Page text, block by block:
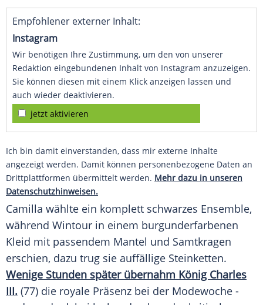
Empfohlener externer Inhalt:
Instagram
Wir benötigen Ihre Zustimmung, um den von unserer
Redaktion eingebundenen Inhalt von Instagram anzuzeigen.
Sie können diesen mit einem Klick anzeigen lassen und
auch wieder deaktivieren.
jetzt aktivieren
Ich bin damit einverstanden, dass mir externe Inhalte
angezeigt werden. Damit können personenbezogene Daten an
Drittplattformen übermittelt werden. Mehr dazu in unseren
Datenschutzhinweisen.
Camilla wählte ein komplett schwarzes Ensemble,
während Wintour in einem burgunderfarbenen
Kleid mit passendem Mantel und Samtkragen
erschien, dazu trug sie auffällige Steinketten.
Wenige Stunden später übernahm König Charles
III. (77) die royale Präsenz bei der Modewoche -